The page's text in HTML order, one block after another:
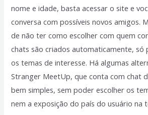
nome e idade, basta acessar o site e
conversa com possíveis novos amigos.
de não ter como escolher com quem
chats são criados automaticamente, só
os temas de interesse. Há algumas
Stranger MeetUp, que conta com chat
bem simples, sem poder escolher os
nem a exposição do país do usuário na